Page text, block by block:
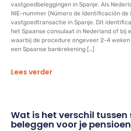
vastgoedbeleggingen in Spanje. Als
NIE-nummer (Número de Identificación de
vastgoedtransactie in Spanje. Dit
het Spaanse consulaat in Nederland of bij
waarbij de procedure ongeveer 2-4
een Spaanse bankrekening […]
Lees verder
Wat is het verschil tussen
beleggen voor je